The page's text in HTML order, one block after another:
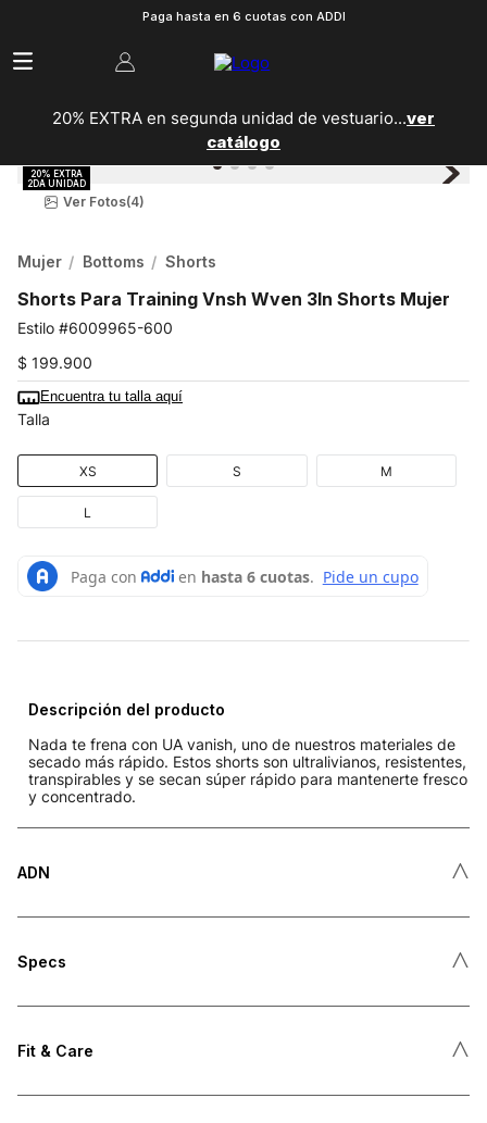
Paga hasta en 6 cuotas con ADDI
20% EXTRA en segunda unidad de vestuario...ver
catálogo
Ver Fotos(4)
Mujer Bottoms Shorts
Shorts Para Training Vnsh Wven 3In Shorts Mujer
6009965-600
$ 199.900
Encuentra tu talla aquí
Talla
XS S M
L
Descripción del producto
Nada te frena con UA vanish, uno de nuestros materiales de
secado más rápido. Estos shorts son ultralivianos, resistentes,
transpirables y se secan súper rápido para mantenerte fresco
y concentrado.
ADN ˄
Specs ˄
Fit & Care ˄